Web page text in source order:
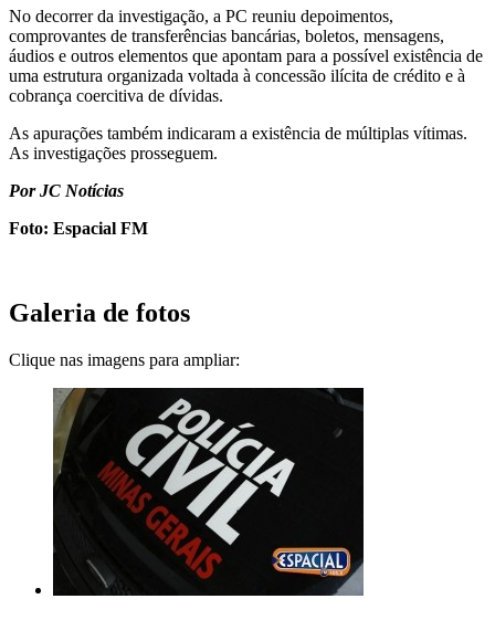
No decorrer da investigação, a PC reuniu depoimentos,
comprovantes de transferências bancárias, boletos, mensagens,
áudios e outros elementos que apontam para a possível existência de
uma estrutura organizada voltada à concessão ilícita de crédito e à
cobrança coercitiva de dívidas.
As apurações também indicaram a existência de múltiplas vítimas.
As investigações prosseguem.
Por JC Notícias
Foto: Espacial FM
Galeria de fotos
Clique nas imagens para ampliar: